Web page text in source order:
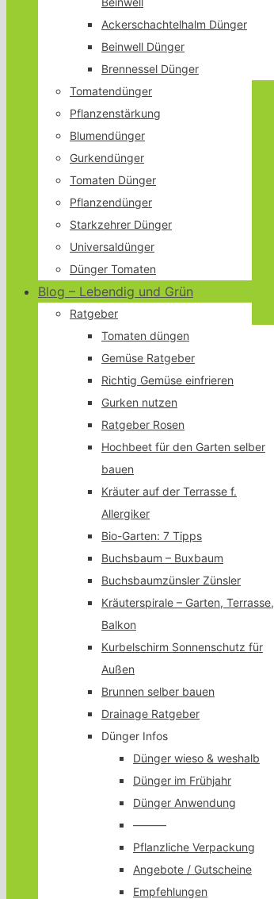
Ackerschachtelhalm Dünger
Beinwell Dünger
Brennessel Dünger
Tomatendünger
Pflanzenstärkung
Blumendünger
Gurkendünger
Tomaten Dünger
Pflanzendünger
Starkzehrer Dünger
Universaldünger
Dünger Tomaten
Blog – Lebendig und Grün
Ratgeber
Tomaten düngen
Gemüse Ratgeber
Richtig Gemüse einfrieren
Gurken nutzen
Ratgeber Rosen
Hochbeet für den Garten selber
bauen
Kräuter auf der Terrasse f.
Allergiker
Bio-Garten: 7 Tipps
Buchsbaum – Buxbaum
Buchsbaumzünsler Zünsler
Kräuterspirale – Garten, Terrasse,
Balkon
Kurbelschirm Sonnenschutz für
Außen
Brunnen selber bauen
Drainage Ratgeber
Dünger Infos
Dünger wieso & weshalb
Dünger im Frühjahr
Dünger Anwendung
———
Pflanzliche Verpackung
Angebote / Gutscheine
Empfehlungen